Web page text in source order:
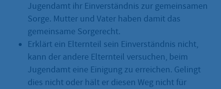
Jugendamt ihr Einverständnis zur gemeinsamen
Sorge. Mutter und Vater haben damit das
gemeinsame Sorgerecht.
Erklärt ein Elternteil sein Einverständnis nicht,
kann der andere Elternteil versuchen, beim
Jugendamt eine Einigung zu erreichen. Gelingt
dies nicht oder hält er diesen Weg nicht für